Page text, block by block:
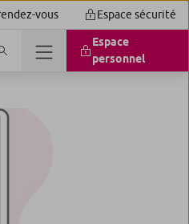
vous Espace sécurité
Espace
personnel